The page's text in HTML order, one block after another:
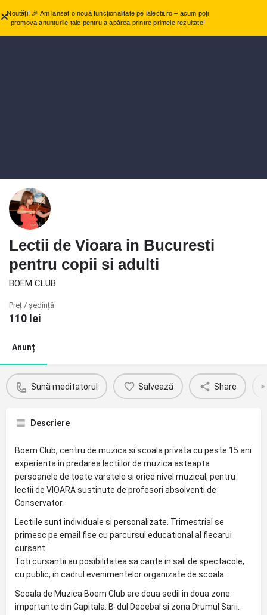
Lectii de Vioara in Bucuresti
pentru copii si adulti
BOEM CLUB
Preț / ședință
110 lei
Anunț
Sună meditatorul Salvează Share
Descriere
Boem Club, centru de muzica si scoala privata cu peste 15 ani
experienta in predarea lectiilor de muzica asteapta
persoanele de toate varstele si orice nivel muzical, pentru
lectii de VIOARA sustinute de profesori absolventi de
Conservator.
Lectiile sunt individuale si personalizate. Trimestrial se
primesc pe email fise cu parcursul educational al fiecarui
cursant.
Toti cursantii au posibilitatea sa cante in sali de spectacole,
cu public, in cadrul evenimentelor organizate de scoala.
Scoala de Muzica Boem Club are doua sedii in doua zone
importante din Capitala: B-dul Decebal si zona Drumul Sarii.
Noutăți! 🎉 Am lansat o nouă funcționalitate pe ialectii.ro – acum poți
promova anunțurile tale pentru a apărea printre primele rezultate!